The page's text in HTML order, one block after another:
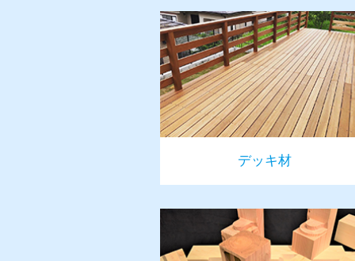
デッキ材